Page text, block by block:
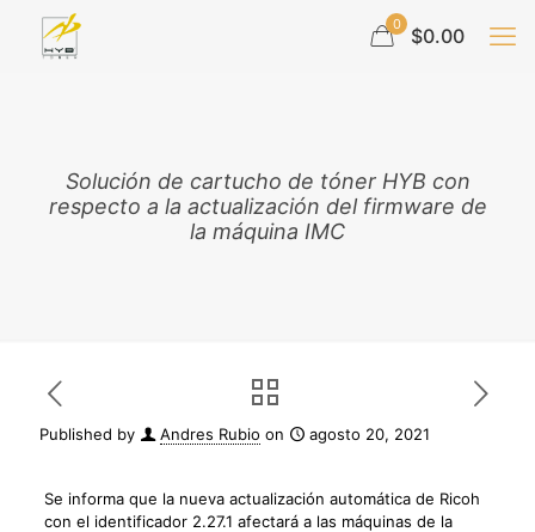
0 $0.00
Solución de cartucho de tóner HYB con
respecto a la actualización del firmware de
la máquina IMC
Published by Andres Rubio on agosto 20, 2021
Se informa que la nueva actualización automática de Ricoh
con el identificador 2.27.1 afectará a las máquinas de la